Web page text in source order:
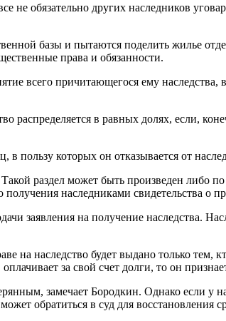
обязательно других наследников
базы и пытаются поделить жилье
права и обязанности.
всего причитающегося ему
распределяется в равных долях, если,
в пользу которых он отказывается от
раздел может быть произведен либо
наследниками свидетельства о
заявления на получение наследства.
на наследство будет выдано только тем,
за свой счет долги, то он
замечает Бородкин. Однако если у
обратиться в суд для восстановления